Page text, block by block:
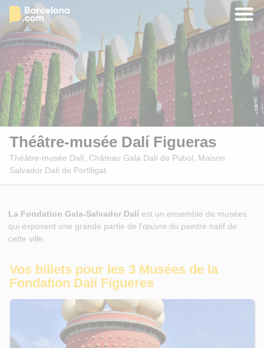
Théâtre-musée Dalí Figueras
Théâtre-musée Dalí, Château Gala Dalí de Púbol, Maison
Salvador Dalí de Portlligat
La Fondation Gala-Salvador Dalí est un ensemble de musées
qui exposent une grande partie de l'œuvre du peintre natif de
cette ville.
Vos billets pour les 3 Musées de la
Fondation Dalí Figueres